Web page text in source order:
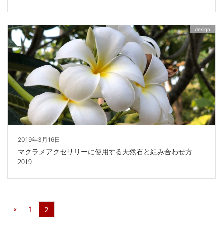
2019年3月16日
design
マクラメアクセサリーに使用する天然石と組み合わせ方
2019
« 1 2